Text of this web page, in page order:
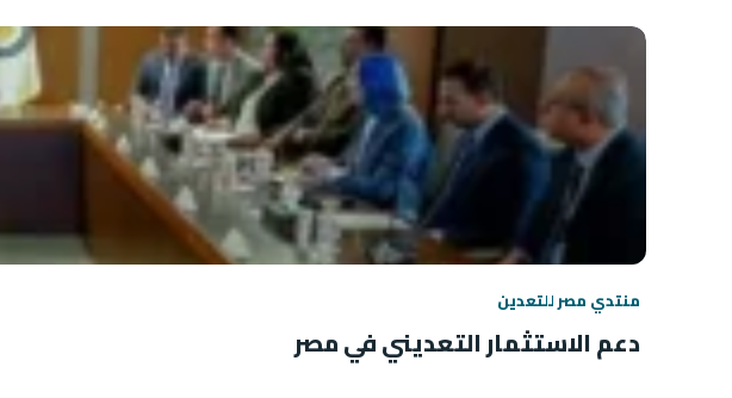
منتدي مصر للتعدين
دعم الاستثمار التعديني في مصر